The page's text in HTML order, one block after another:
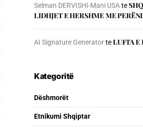
Selman DERVISHI-Mani USAte
LIDHJET E HERSHME ME
AI Signature GeneratorteLUFTA E
Kategoritë
Dëshmorët
Etnikumi Shqiptar